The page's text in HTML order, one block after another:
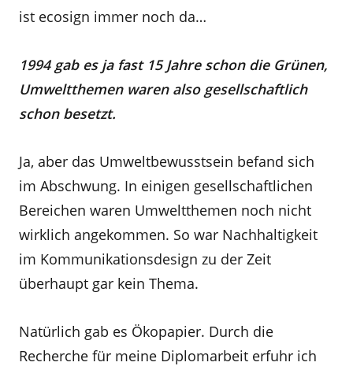
ist ecosign immer noch da…
1994 gab es ja fast 15 Jahre schon die Grünen,
Umweltthemen waren also gesellschaftlich
schon besetzt.
Ja, aber das Umweltbewusstsein befand sich
im Abschwung. In einigen gesellschaftlichen
Bereichen waren Umweltthemen noch nicht
wirklich angekommen. So war Nachhaltigkeit
im Kommunikationsdesign zu der Zeit
überhaupt gar kein Thema.
Natürlich gab es Ökopapier. Durch die
Recherche für meine Diplomarbeit erfuhr ich